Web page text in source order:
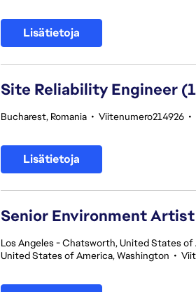
Lisätietoja
Site Reliability Engineer
Bucharest, Romania • Viitenumero214926 •
Lisätietoja
Senior Environment
Los Angeles - Chatsworth, United States of
United States of America, Washington •